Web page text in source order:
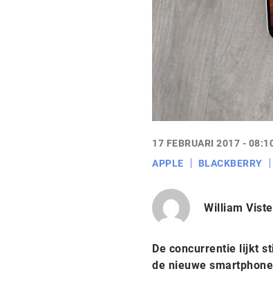
17 FEBRUARI 2017 -
APPLE
BLACKBERRY
William
De concurrentie lijkt
de nieuwe